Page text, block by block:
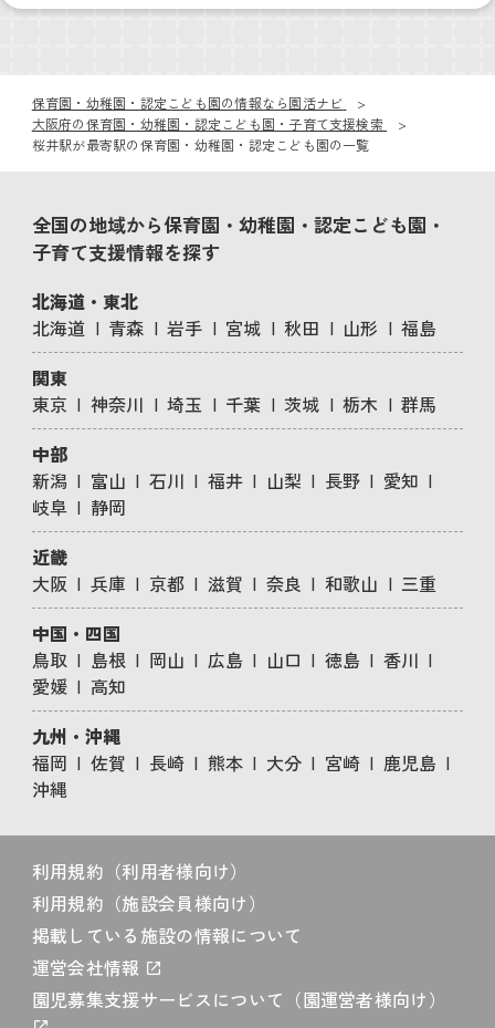
保育園・幼稚園・認定こども園の情報なら園活ナビ
大阪府の保育園・幼稚園・認定こども園・子育て支援検索
桜井駅が最寄駅の保育園・幼稚園・認定こども園の一覧
全国の地域から保育園・幼稚園・認定こども園・
子育て支援情報を探す
北海道・東北
北海道
青森 岩手 宮城 秋田 山形
福島
関東
東京
神奈川 埼玉 千葉 茨城 栃木
群馬
中部
新潟
富山 石川 福井 山梨 長野
愛知
岐阜
静岡
近畿
大阪
兵庫 京都 滋賀 奈良 和歌山
三重
中国・四国
鳥取
島根 岡山 広島 山口 徳島
香川
愛媛
高知
九州・沖縄
福岡
佐賀 長崎 熊本 大分 宮崎
鹿児島
沖縄
利用規約（利用者様向け）
利用規約（施設会員様向け）
掲載している施設の情報について
運営会社情報
園児募集支援サービスについて（園運営者様向け）